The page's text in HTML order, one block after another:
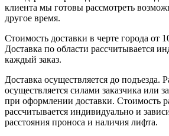
клиента мы готовы рассмотреть
другое время.
Стоимость доставки в черте города от
Доставка по области рассчитывается
каждый заказ.
Доставка осуществляется до подъезда.
осуществляется силами заказчика или
при оформлении доставки. Стоимость
рассчитывается индивидуально и
расстояния проноса и наличия лифта.